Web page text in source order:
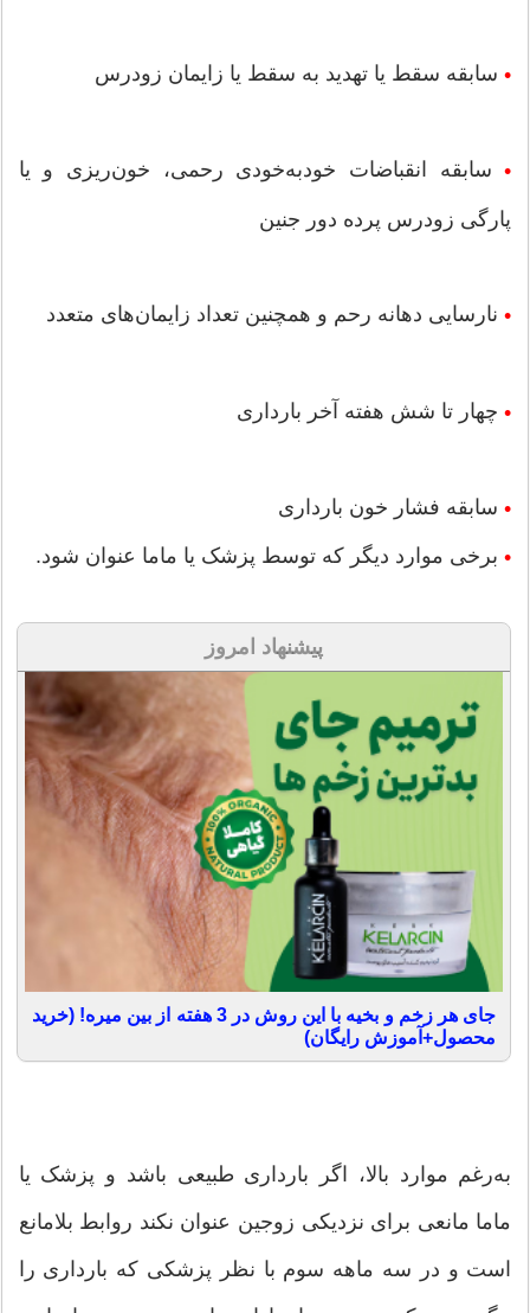
•سابقه سقط یا تهدید به سقط یا زایمان زودرس
• سابقه انقباضات خودبه‌خودی رحمی، خون‌ریزی و یا
پارگی زودرس پرده دور جنین
•نارسایی دهانه رحم و همچنین تعداد زایمان‌های متعدد
•چهار تا شش هفته آخر بارداری
•سابقه فشار خون بارداری
•برخی موارد دیگر که توسط پزشک یا ماما عنوان شود.
پیشنهاد امروز
جای هر زخم و بخیه با این روش در 3 هفته از بین میره! (خرید
محصول+آموزش رایگان)
به‌رغم موارد بالا، اگر بارداری طبیعی باشد و پزشک یا
ماما مانعی برای نزدیکی زوجین عنوان نکند روابط بلامانع
است و در سه ماهه سوم با نظر پزشکی که بارداری را